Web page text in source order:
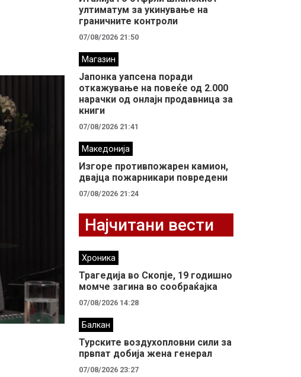
ултиматум за укинување на
граничните контроли
07/08/2026 21:50
Магазин
Јапонка уапсена поради
откажување на повеќе од 2.000
нарачки од онлајн продавница за
книги
07/08/2026 21:41
Македонија
Изгоре противпожарен камион,
двајца пожарникари повредени
07/08/2026 21:24
Најчитани вести
Хроника
Трагедија во Скопје, 19 годишно
момче загина во сообраќајка
07/08/2026 14:28
Балкан
Турските воздухопловни сили за
првпат добија жена генерал
07/08/2026 23:27